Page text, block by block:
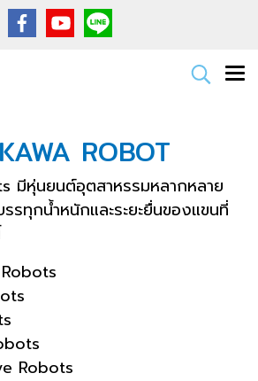
ROBOT
มีหุ่นยนต์อุตสาหรรมหลากหลาย
รทุกน้ำหนักและระยะยื่นของแขนที่
Robots